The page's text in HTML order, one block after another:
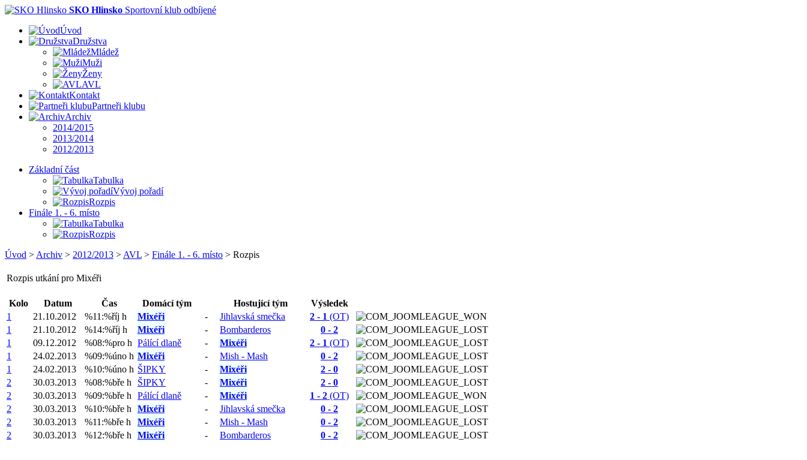
SKO Hlinsko Sportovní klub odbíjené
Úvod
Družstva
Mládež
Muži
Ženy
AVL
Kontakt
Partneři klubu
Archiv
2014/2015
2013/2014
2012/2013
Základní část
Tabulka
Vývoj pořadí
Rozpis
Finále 1. - 6. místo
Tabulka
Rozpis
Úvod > Archiv > 2012/2013 > AVL > Finále 1. - 6. místo > Rozpis
Rozpis utkání pro Mixéři
Kolo Datum Čas Domácí tým Hostující tým
Výsledek
1
21.10.2012 %11:%říj h Mixéři - Jihlavská smečka 2 - 1 (OT)
1
21.10.2012 %14:%říj h Mixéři - Bombarderos
0 - 2
1
09.12.2012 %08:%pro h Pálící dlaně - Mixéři 2 - 1 (OT)
1
24.02.2013 %09:%úno h Mixéři - Mish - Mash
0 - 2
1
24.02.2013 %10:%úno h ŠIPKY - Mixéři
2 - 0
2
30.03.2013 %08:%bře h ŠIPKY - Mixéři
2 - 0
2
30.03.2013 %09:%bře h Pálící dlaně - Mixéři 1 - 2 (OT)
2
30.03.2013 %10:%bře h Mixéři - Jihlavská smečka
0 - 2
2
30.03.2013 %11:%bře h Mixéři - Mish - Mash
0 - 2
2
30.03.2013 %12:%bře h Mixéři - Bombarderos 0 - 2